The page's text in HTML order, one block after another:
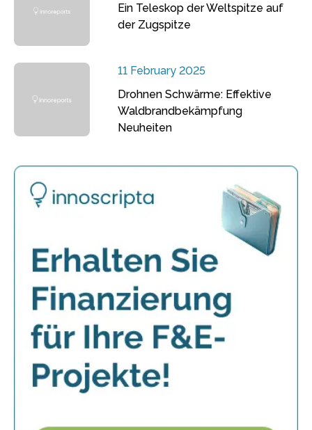
Ein Teleskop der Weltspitze auf
der Zugspitze
11 February 2025
Drohnen Schwärme: Effektive
Waldbrandbekämpfung
Neuheiten